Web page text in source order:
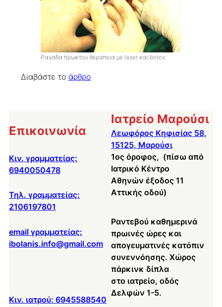
Ραγαδα πρωκτου θεραπεια με laser και botox
Διαβάστε το άρθρο
Επικοινωνία
Κιν. γραμματείας:
6940050478
Τηλ. γραμματείας:
2106197801
email γραμματείας:
ibolanis.info@gmail.com
Κιν. ιατρού: 6945588540
Ιατρείο Μαρούσι
Λεωφόρος Κηφισίας 58,
15125, Μαρούσι
1ος όροφος, (πίσω από
Ιατρικό Κέντρο
Αθηνών έξοδος 11
Αττικής οδού)
Ραντεβού καθημερινά
πρωινές ώρες και
απογευματινές κατόπιν
συνεννόησης. Χώρος
πάρκινκ δίπλα
στο ιατρείο, οδός
Δελφών 1-5.